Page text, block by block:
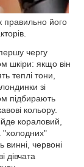
правильно його
чергу
шкіри: якщо він
теплі тони,
зі
підбирають
кольору.
кораловий,
"холодних"
червоні
дівчата